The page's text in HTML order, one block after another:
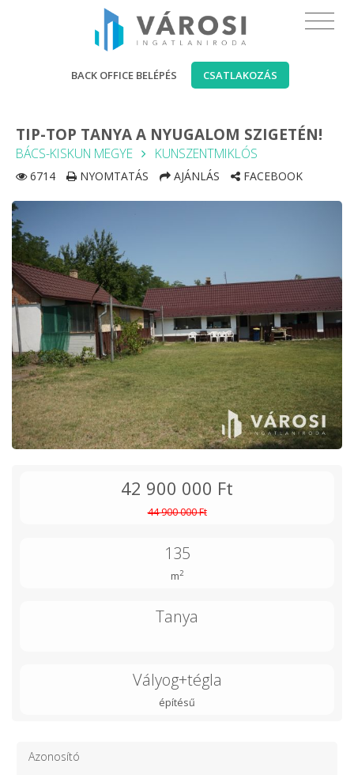
BACK OFFICE BELÉPÉS CSATLAKOZÁS
TIP-TOP TANYA A NYUGALOM SZIGETÉN!
BÁCS-KISKUN MEGYE KUNSZENTMIKLÓS
6714 NYOMTATÁS AJÁNLÁS FACEBOOK
42 900 000 Ft
44 900 000 Ft
135
m2
Tanya
Vályog+tégla
építésű
Azonosító